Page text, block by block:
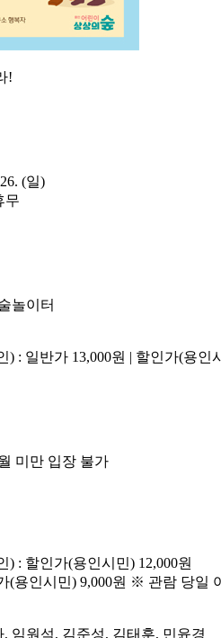
!
(일)
무
놀이터
: 일반가 13,000원 | 할인가(용인
미만 입장 불가
: 할인가(용인시민) 12,000원
(용인시민) 9,000원 ※ 관람 당일
임원석, 김준성, 김태훈, 민윤경